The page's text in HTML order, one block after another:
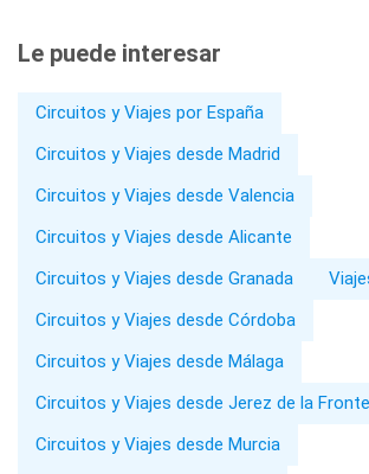
Le puede interesar
Circuitos y Viajes por España
Circuitos y Viajes desde Madrid
Circuitos y Viajes desde Valencia
Circuitos y Viajes desde Alicante
Circuitos y Viajes desde Granada
Circuitos y Viajes desde Córdoba
Circuitos y Viajes desde Málaga
Circuitos y Viajes desde Jerez de la
Circuitos y Viajes desde Murcia